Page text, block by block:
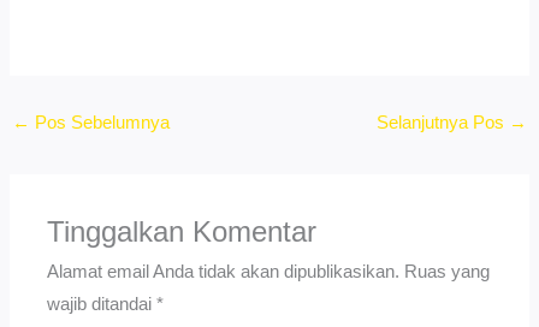
← Pos Sebelumnya Selanjutnya Pos →
Tinggalkan Komentar
Alamat email Anda tidak akan dipublikasikan. Ruas yang
wajib ditandai*